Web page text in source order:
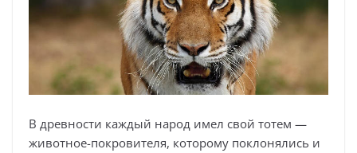
В древности каждый народ имел свой тотем —
животное-покровителя, которому поклонялись и